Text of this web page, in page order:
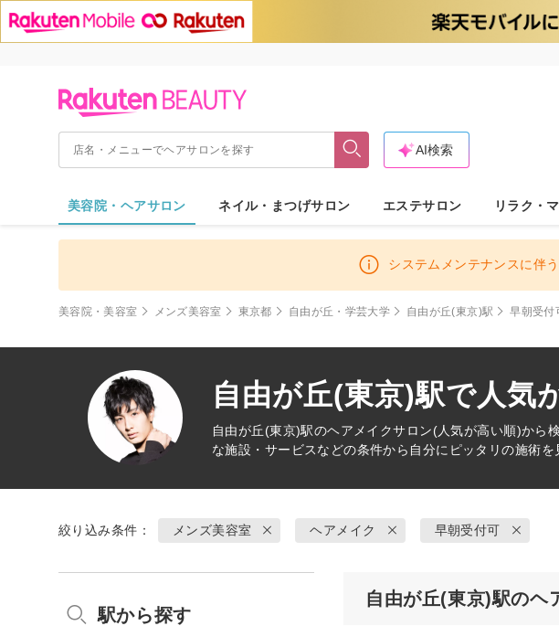
AI検索
美容院・ヘアサロン ネイル・まつげサロン エステサロン リラク・
システムメンテナンスに伴
美容院・美容室 メンズ美容室 東京都 自由が丘・学芸大学 自由が丘(東京)駅 早朝受付
自由が丘(東京)駅で人気
自由が丘(東京)駅のヘアメイクサロン(人気が高い順)から
な施設・サービスなどの条件から自分にピッタリの施術
絞り込み条件： メンズ美容室 ヘアメイク 早朝受付可
自由が丘(東京)駅のヘ
駅から探す